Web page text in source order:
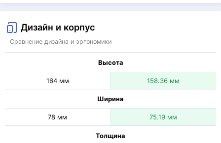
Дизайн и корпус
Сравнение дизайна и эргономики
Высота
164 мм 158.36 мм
Ширина
78 мм 75.19 мм
Толщина